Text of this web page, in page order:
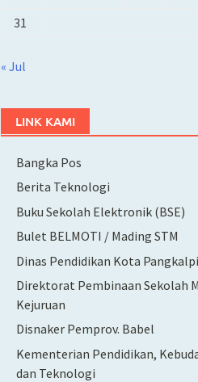
31
« Jul
LINK KAMI
Bangka Pos
Berita Teknologi
Buku Sekolah Elektronik (BSE)
Bulet BELMOTI / Mading STM
Dinas Pendidikan Kota
Direktorat Pembinaan Sekolah
Kejuruan
Disnaker Pemprov. Babel
Kementerian Pendidikan,
dan Teknologi